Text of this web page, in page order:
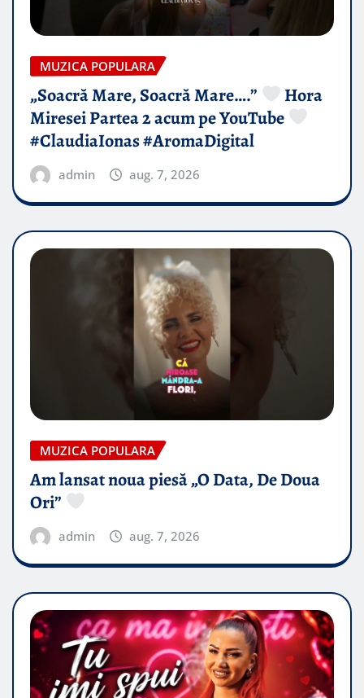
MUZICA POPULARA
„Soacră Mare, Soacră Mare….”
Hora
Miresei Partea 2 acum pe YouTube
#ClaudiaIonas #AromaDigital
admin aug. 7, 2026
MUZICA POPULARA
Am lansat noua piesă „O Data, De Doua
Ori”
admin aug. 7, 2026